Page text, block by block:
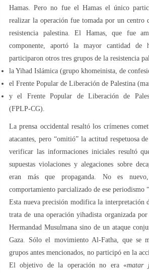
Hamas. Pero no fue el Hamas el único
realizar la operación fue tomada por un centro
resistencia palestina. El Hamas, que fue
componente, aportó la mayor cantidad de
participaron otros tres grupos de la resistencia
la Yihad Islámica (grupo khomeinista, de
el Frente Popular de Liberación de Palestina
y el Frente Popular de Liberación de
(FPLP-CG).
La prensa occidental resaltó los crímenes
atacantes, pero “omitió” la actitud respetuosa
verificar las informaciones iniciales resultó
supuestas violaciones y alegaciones sobre
eran más que propaganda. No es
comportamiento parcializado de ese periodismo
Esta nueva precisión modifica la interpretación
trata de una operación yihadista organizada
Hermandad Musulmana sino de un ataque
Gaza. Sólo el movimiento Al-Fatha, que se
grupos antes mencionados, no participó en la
El objetivo de la operación no era «matar